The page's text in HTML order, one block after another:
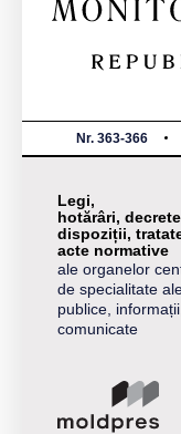
Nr. 363-366
Legi,
hotărâri,
dispoziții,
acte normative
ale organelor
de specialitate
publice,
comunicate